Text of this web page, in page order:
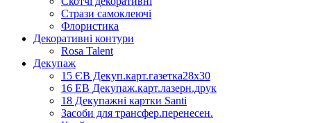
Стрази самоклеючі
Флористика
Декоративні контури
Rosa Talent
Декупаж
15 ЄВ Декуп.карт.газетка28х30
16 ЕВ Декупаж.карт.лазерн.друк
18 Декупажні картки Santi
Засоби для трансфер.перенесен.